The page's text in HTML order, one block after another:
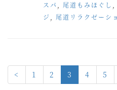
スパ
尾道もみほぐし
ジ
尾道リラクゼーシ
< 1 2 3 4 5